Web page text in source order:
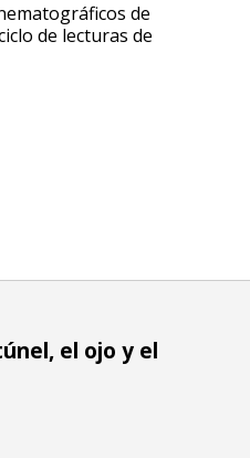
de
de lecturas de
el ojo y el